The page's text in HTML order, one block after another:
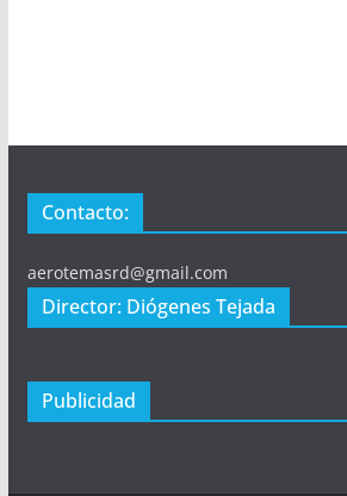
Contacto:
aerotemasrd@gmail.com
Director: Diógenes Tejada
Publicidad